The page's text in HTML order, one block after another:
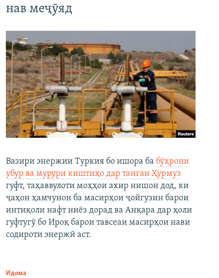
нав меҷӯяд
Вазири энержии Туркия бо ишора ба бӯҳрони
убур ва мурури киштиҳо дар тангаи Ҳурмуз
гуфт, таҳаввулоти моҳҳои ахир нишон дод, ки
ҷаҳон ҳамчунон ба масирҳои ҷойгузин барои
интиқоли нафт ниёз дорад ва Анқара дар ҳоли
гуфтугӯ бо Ироқ барои тавсеаи масирҳои нави
содироти энержӣ аст.
Идома